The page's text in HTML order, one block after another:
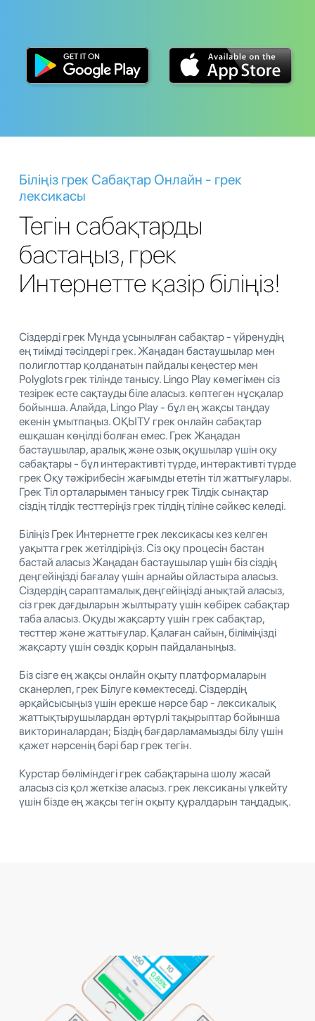
Біліңіз грек Сабақтар Онлайн - грек
лексикасы
Тегін сабақтарды
бастаңыз, грек
Интернетте қазір біліңіз!
Сіздерді грек Мұнда ұсынылған сабақтар - үйренудің
ең тиімді тәсілдері грек. Жаңадан бастаушылар мен
полиглоттар қолданатын пайдалы кеңестер мен
Polyglots грек тілінде танысу. Lingo Play көмегімен сіз
тезірек есте сақтауды біле аласыз. көптеген нұсқалар
бойынша. Алайда, Lingo Play - бұл ең жақсы таңдау
екенін ұмытпаңыз. ОҚЫТУ грек онлайн сабақтар
ешқашан көңілді болған емес. Грек Жаңадан
бастаушылар, аралық және озық оқушылар үшін оқу
сабақтары - бұл интерактивті түрде, интерактивті түрде
грек Оқу тәжірибесін жағымды ететін тіл жаттығулары.
Грек Тіл орталарымен танысу грек Тілдік сынақтар
сіздің тілдік тесттеріңіз грек тілдің тіліне сәйкес келеді.
Біліңіз Грек Интернетте грек лексикасы кез келген
уақытта грек жетілдіріңіз. Сіз оқу процесін бастан
бастай аласыз Жаңадан бастаушылар үшін біз сіздің
деңгейіңізді бағалау үшін арнайы ойластыра аласыз.
Сіздердің сараптамалық деңгейіңізді анықтай аласыз,
сіз грек дағдыларын жылтырату үшін көбірек сабақтар
таба аласыз. Оқуды жақсарту үшін грек сабақтар,
тесттер және жаттығулар. Қалаған сайын, біліміңізді
жақсарту үшін сөздік қорын пайдаланыңыз.
Біз сізге ең жақсы онлайн оқыту платформаларын
сканерлеп, грек Білуге ​​көмектеседі. Сіздердің
әрқайсысыңыз үшін ерекше нәрсе бар - лексикалық
жаттықтырушылардан әртүрлі тақырыптар бойынша
викториналардан; Біздің бағдарламамызды білу үшін
қажет нәрсенің бәрі бар грек тегін.
Курстар бөліміндегі грек сабақтарына шолу жасай
аласыз сіз қол жеткізе аласыз. грек лексиканы үлкейту
үшін бізде ең жақсы тегін оқыту құралдарын таңдадық.